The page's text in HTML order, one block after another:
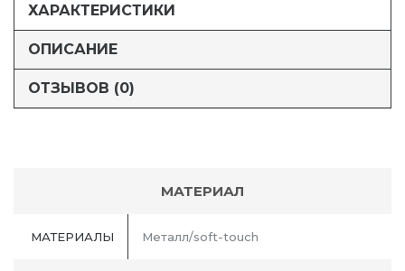
ХАРАКТЕРИСТИКИ
ОПИСАНИЕ
ОТЗЫВОВ (0)
МАТЕРИАЛ
МАТЕРИАЛЫ Металл/soft-touch